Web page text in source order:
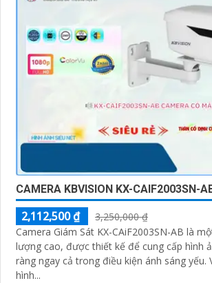
CAMERA KBVISION KX-CAIF2003SN-
2,112,500 ₫
3,250,000 ₫
Camera Giám Sát KX-CAiF2003SN-AB là
lượng cao, được thiết kế để cung cấp hình
ràng ngay cả trong điều kiện ánh sáng yếu. Với khả năng xem
hình...